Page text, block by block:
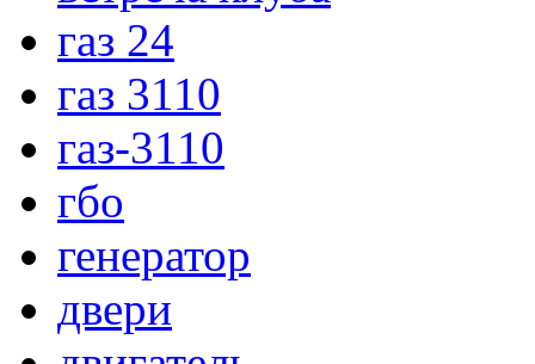
газ 24
газ 3110
газ-3110
гбо
генератор
двери